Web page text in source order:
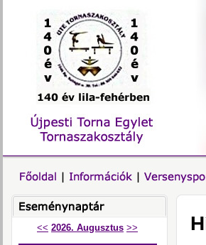
<< 2026. Augusztus >>